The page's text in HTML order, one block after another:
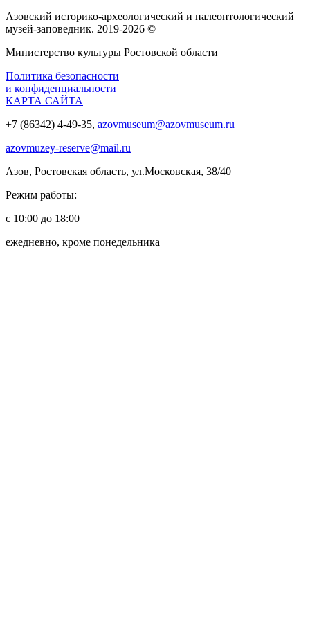
Азовский историко‑археологический и палеонтологический
музей‑заповедник. 2019-2026 ©
Министерство культуры Ростовской области
Политика безопасности
и конфиденциальности
КАРТА САЙТА
+7 (86342) 4-49-35, azovmuseum@azovmuseum.ru
azovmuzey-reserve@mail.ru
Азов, Ростовская область, ул.Московская, 38/40
Режим работы:
с 10:00 до 18:00
ежедневно, кроме понедельника